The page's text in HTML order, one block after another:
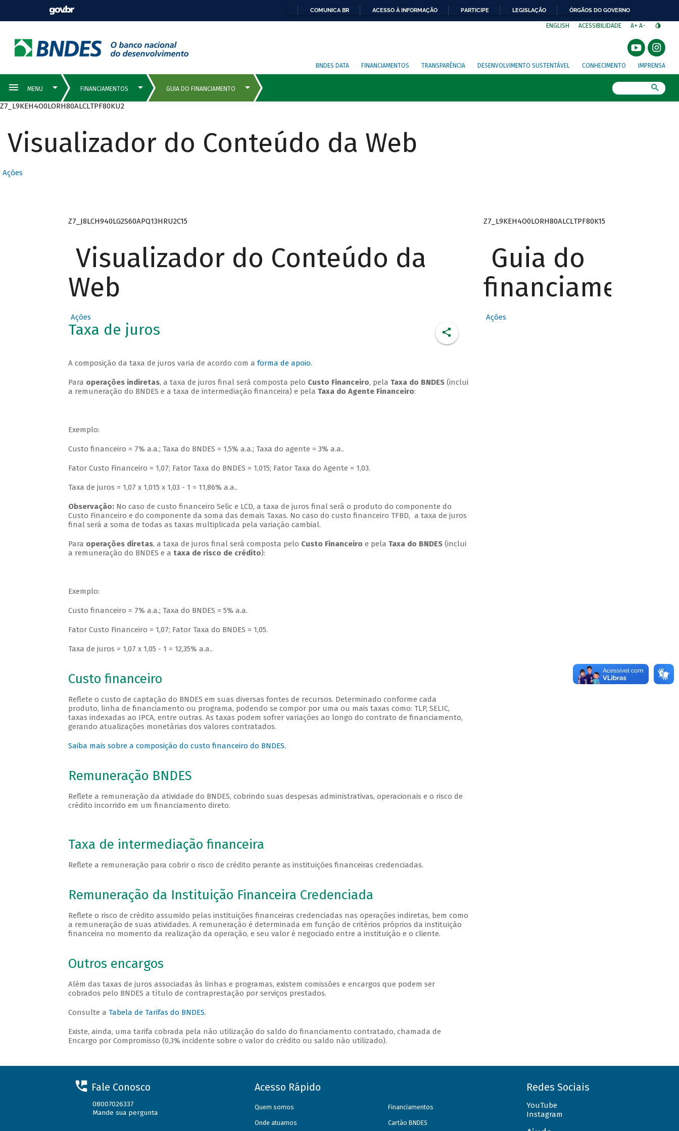
COMUNICA BR ACESSO À INFORMAÇÃO PARTICIPE LEGISLAÇÃO ÓRGÃOS DO GOVERNO
ENGLISH ACESSIBILIDADE A+ A-
BNDES DATA FINANCIAMENTOS TRANSPARÊNCIA DESENVOLVIMENTO SUSTENTÁVEL CONHECIMENTO IMPRENSA
Z7_L9KEH4O0LORH80ALCLTPF80KU2
Visualizador do Conteúdo da Web
Ações
Z7_J8LCH940LG2S60APQ13HRU2C15
Visualizador do Conteúdo da
Web
Ações
Taxa de juros
A composição da taxa de juros varia de acordo com a forma de apoio.
Para operações indiretas, a taxa de juros final será composta pelo Custo Financeiro, pela Taxa do BNDES(inclui
a remuneração do BNDES e a taxa de intermediação financeira) e pela Taxa do Agente Financeiro:
Exemplo:
Custo financeiro = 7% a.a.; Taxa do BNDES = 1,5% a.a.; Taxa do agente = 3% a.a..
Fator Custo Financeiro = 1,07; Fator Taxa do BNDES = 1,015; Fator Taxa do Agente = 1,03.
Taxa de juros = 1,07 x 1,015 x 1,03 - 1 = 11,86% a.a..
Observação:No caso de custo financeiro Selic e LCD, a taxa de juros final será o produto do componente do
Custo Financeiro e do componente da soma das demais Taxas. No caso do custo financeiro TFBD, a taxa de juros
final será a soma de todas as taxas multiplicada pela variação cambial.
Para operações diretas, a taxa de juros final será composta pelo Custo Financeiro e pela Taxa do BNDES(inclui
a remuneração do BNDES e a taxa de risco de crédito):
Exemplo:
Custo financeiro = 7% a.a.; Taxa do BNDES = 5% a.a.
Fator Custo Financeiro = 1,07; Fator Taxa do BNDES = 1,05.
Taxa de juros = 1,07 x 1,05 - 1 = 12,35% a.a..
Custo financeiro
Reflete o custo de captação do BNDES em suas diversas fontes de recursos. Determinado conforme cada
produto, linha de financiamento ou programa, podendo se compor por uma ou mais taxas como: TLP, SELIC,
taxas indexadas ao IPCA, entre outras. As taxas podem sofrer variações ao longo do contrato de financiamento,
gerando atualizações monetárias dos valores contratados.
Saiba mais sobre a composição do custo financeiro do BNDES.
Remuneração BNDES
Reflete a remuneração da atividade do BNDES, cobrindo suas despesas administrativas, operacionais e o risco de
crédito incorrido em um financiamento direto.
Taxa de intermediação financeira
Reflete a remuneração para cobrir o risco de crédito perante as instituições financeiras credenciadas.
Remuneração da Instituição Financeira Credenciada
Reflete o risco de crédito assumido pelas instituições financeiras credenciadas nas operações indiretas, bem como
a remuneração de suas atividades. A remuneração é determinada em função de critérios próprios da instituição
financeira no momento da realização da operação, e seu valor é negociado entre a instituição e o cliente.
Outros encargos
Além das taxas de juros associadas às linhas e programas, existem comissões e encargos que podem ser
cobrados pelo BNDES a título de contraprestação por serviços prestados.
Consulte a Tabela de Tarifas do BNDES.
Existe, ainda, uma tarifa cobrada pela não utilização do saldo do financiamento contratado, chamada de
Encargo por Compromisso (0,3% incidente sobre o valor do crédito ou saldo não utilizado).
Z7_L9KEH4O0LORH80ALCLTPF80K15
Guia do
financiamento
Ações
Fale Conosco
08007026337
Mande sua pergunta
Acesso Rápido
Quem somos
Onde atuamos
Financiamentos
Cartão BNDES
Redes Sociais
YouTube
Instagram